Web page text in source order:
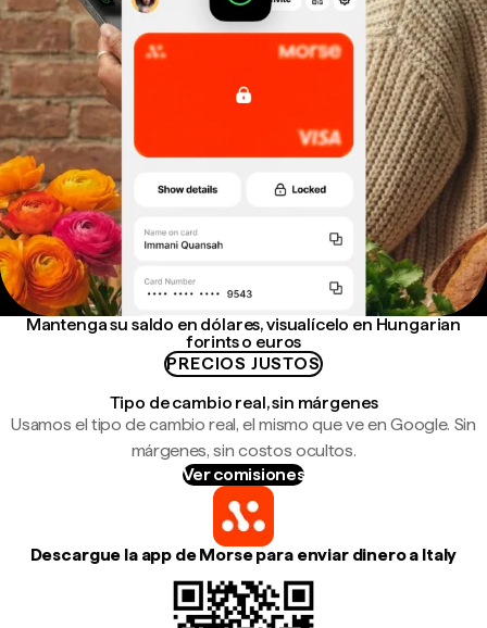
Mantenga su saldo en dólares, visualícelo en Hungarian
forints o euros
PRECIOS JUSTOS
Tipo de cambio real, sin márgenes
Usamos el tipo de cambio real, el mismo que ve en Google. Sin
márgenes, sin costos ocultos.
Ver comisiones
Descargue la app de Morse para enviar dinero a Italy